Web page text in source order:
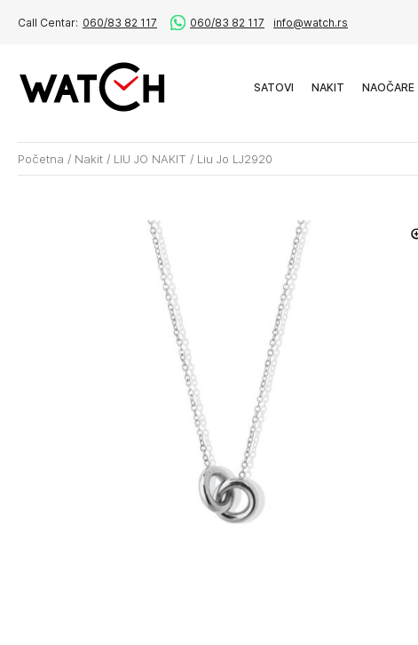
Call Centar: 060/83 82 117 060/83 82 117 info@watch.rs
SATOVI NAKIT NAOČARE
Početna / Nakit / LIU JO NAKIT / Liu Jo LJ2920